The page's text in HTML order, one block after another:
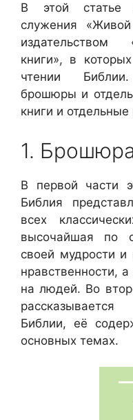
В этой статье
служения
издательством
книги», в
чтении
брошюры и
книги и отдельные
1.
В первой части
Библия
всех
высочайшая по
своей мудрости и
нравственности,
на людей. Во
Библии, её
основных темах.